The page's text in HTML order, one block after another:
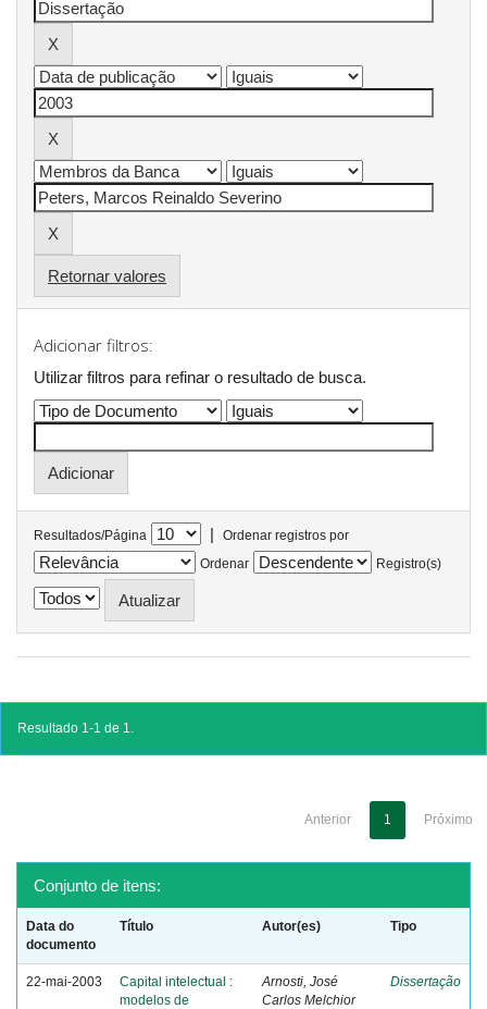
Retornar valores
Adicionar filtros:
Utilizar filtros para refinar o resultado de busca.
Resultados/Página |
Ordenar registros por
Ordenar
Registro(s)
Resultado 1-1 de 1.
Anterior 1 Próximo
Conjunto de itens:
Data do
documento
Título Autor(es) Tipo
22-mai-2003
Capital intelectual :
modelos de
Arnosti, José
Carlos Melchior
Dissertação